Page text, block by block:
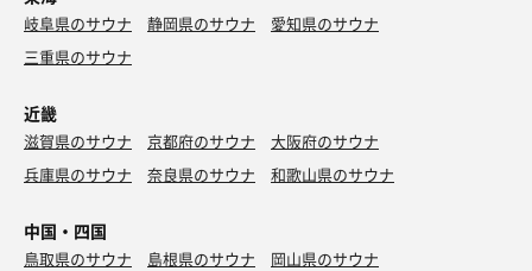
岐阜県のサウナ 静岡県のサウナ
愛知県のサウナ
三重県のサウナ
近畿
滋賀県のサウナ 京都府のサウナ
大阪府のサウナ
兵庫県のサウナ
奈良県のサウナ 和歌山県のサウナ
中国・四国
鳥取県のサウナ 島根県のサウナ
岡山県のサウナ